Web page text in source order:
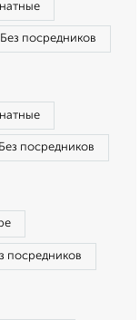
Без посредников
Без посредников
посредников